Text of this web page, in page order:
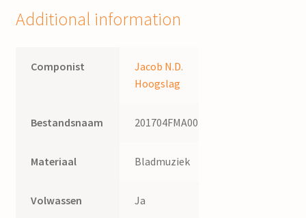
Hoogslag
Additional information
Componist
Jacob N.D.
Hoogslag
Bestandsnaam 201704FMA001
Materiaal Bladmuziek
Volwassen Ja